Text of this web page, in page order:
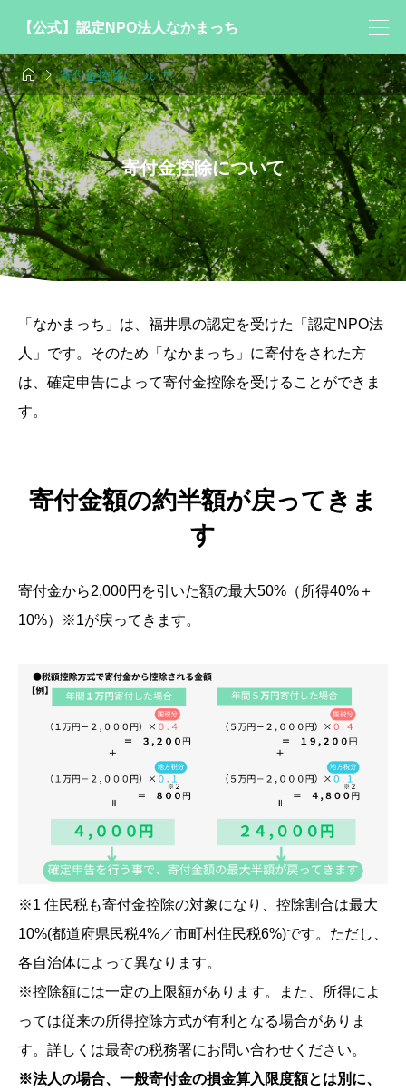
【公式】認定NPO法人なかまっち
寄付金控除について
寄付金控除について
「なかまっち」は、福井県の認定を受けた「認定NPO法
人」です。そのため「なかまっち」に寄付をされた方
は、確定申告によって寄付金控除を受けることができま
す。
寄付金額の約半額が戻ってきま
す
寄付金から2,000円を引いた額の最大50%（所得40%＋
10%）
※1が戻ってきます。
※1 住民税も寄付金控除の対象になり、控除割合は最大
10%(都道府県民税4%／市町村住民税6%)です。ただし、
各自治体によって異なります。
※控除額には一定の上限額があります。また、所得によ
っては従来の所得控除方式が有利となる場合がありま
す。詳しくは最寄の税務署にお問い合わせください。
※法人の場合、一般寄付金の損金算入限度額とは別に、